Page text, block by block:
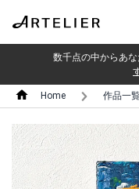
数千点の中からあ
Home 作品一